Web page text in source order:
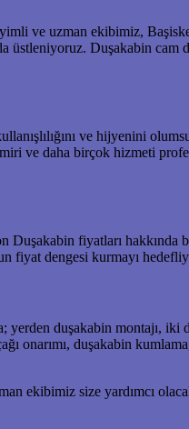
ve uzman ekibimiz,
üstleniyoruz. Duşakabin
ve hijyenini
ve daha birçok hizmeti
fiyatları
fiyat dengesi kurmayı
duşakabin montajı, iki
onarımı, duşakabin
ekibimiz size yardımcı